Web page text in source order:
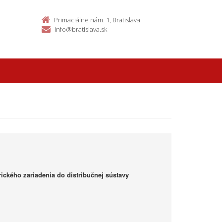
Primaciálne nám. 1, Bratislava
info@bratislava.sk
zariadenia do distribučnej sústavy